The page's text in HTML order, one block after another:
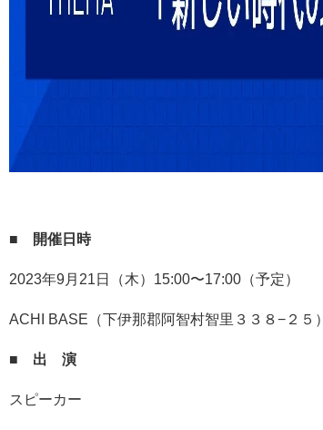
■ 開催日時
2023年9月21日（木）15:00〜17:00（予定）
ACHI BASE（下伊那郡阿智村智里３３８−２５
■ 出 演
スピーカー